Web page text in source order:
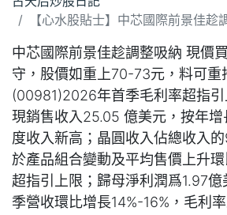
【心水股貼士】中芯國際前景佳趁調
中芯國際前景佳趁調整吸納 現價
守，股價如重上70-73元，料可重
(00981)2026年首季毛利率超指
現銷售收入25.05 億美元，按年增
度收入新高；晶圓收入佔總收入
於產品組合變動及平均售價上升環
超指引上限；歸母淨利潤爲1.97
季營收環比增長14%-16%，毛利